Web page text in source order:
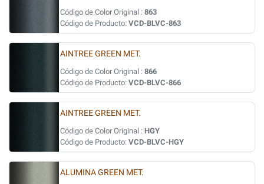
Código de Color Original : 863
Código de Producto: VCD-BLVC-863
AINTREE GREEN MET.
Código de Color Original : 866
Código de Producto: VCD-BLVC-866
AINTREE GREEN MET.
Código de Color Original : HGY
Código de Producto: VCD-BLVC-HGY
ALUMINA GREEN MET.